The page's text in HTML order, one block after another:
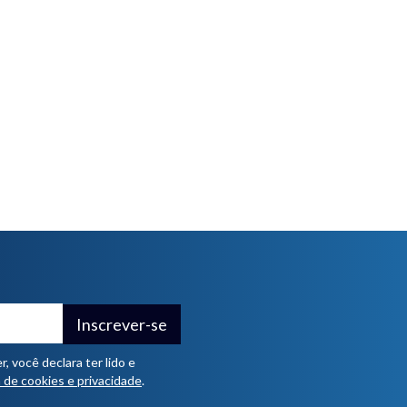
Inscrever-se
você declara ter lido e
cookies e privacidade.